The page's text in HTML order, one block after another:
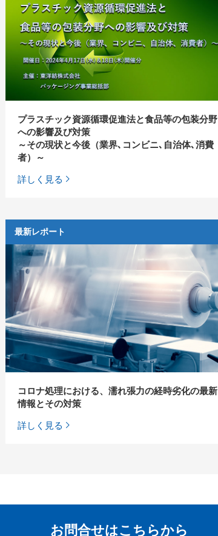
プラスチック資源循環促進法と食品等の包装分野
への影響及び対策
～その現状と今後（業界､コンビニ､自治体､消費
者）～
詳しく見る
最新レポート
コロナ処理における、濡れ張力の経時劣化の最新
情報とその対策
詳しく見る
お問合せはこちらから